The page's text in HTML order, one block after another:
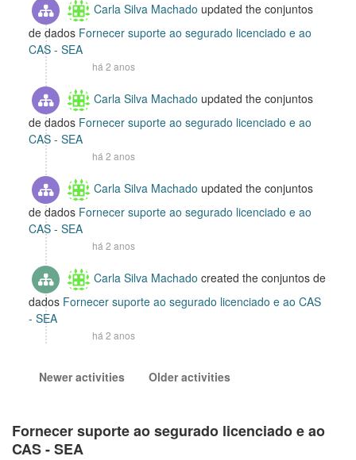
Fornecer suporte ao segurado licenciado e ao
CAS - SEA
Carla Silva Machado updated the conjuntos
de dados Fornecer suporte ao segurado licenciado e ao
CAS - SEA
há 2 anos
Carla Silva Machado updated the conjuntos
de dados Fornecer suporte ao segurado licenciado e ao
CAS - SEA
há 2 anos
Carla Silva Machado updated the conjuntos
de dados Fornecer suporte ao segurado licenciado e ao
CAS - SEA
há 2 anos
Carla Silva Machado created the conjuntos de
dados Fornecer suporte ao segurado licenciado e ao CAS
- SEA
há 2 anos
Newer activities Older activities